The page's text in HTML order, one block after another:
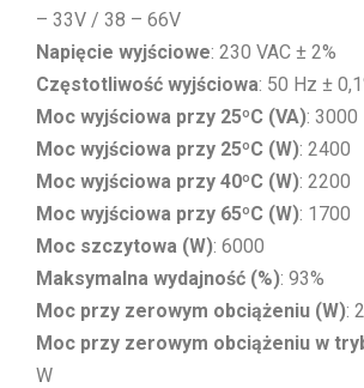
– 33V / 38 – 66V
Napięcie wyjściowe: 230 VAC ± 2%
Częstotliwość wyjściowa: 50 Hz ±
Moc wyjściowa przy 25ºC (VA): 3000
Moc wyjściowa przy 25ºC (W): 2400
Moc wyjściowa przy 40ºC (W): 2200
Moc wyjściowa przy 65ºC (W): 1700
Moc szczytowa (W): 6000
Maksymalna wydajność (%): 93%
Moc przy zerowym obciążeniu (W):
Moc przy zerowym obciążeniu w
W